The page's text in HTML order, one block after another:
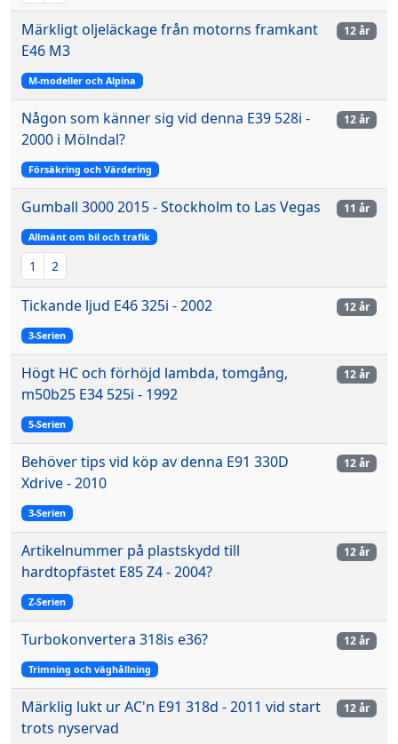
Märkligt oljeläckage från motorns framkant
E46 M3
M-modeller och Alpina
12 år
Någon som känner sig vid denna E39 528i -
2000 i Mölndal?
Försäkring och Värdering
12 år
Gumball 3000 2015 - Stockholm to Las Vegas
Allmänt om bil och trafik
1 2
11 år
Tickande ljud E46 325i - 2002
3-Serien
12 år
Högt HC och förhöjd lambda, tomgång,
m50b25 E34 525i - 1992
5-Serien
12 år
Behöver tips vid köp av denna E91 330D
Xdrive - 2010
3-Serien
12 år
Artikelnummer på plastskydd till
hardtopfästet E85 Z4 - 2004?
Z-Serien
12 år
Turbokonvertera 318is e36?
Trimning och väghållning
12 år
Märklig lukt ur AC'n E91 318d - 2011 vid start
trots nyservad
12 år